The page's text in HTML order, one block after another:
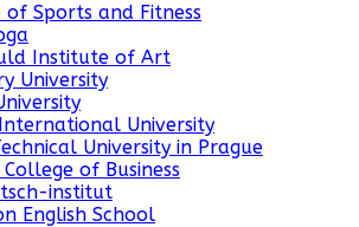
of Sports and Fitness
Institute of Art
University
University
University in Prague
College of Business
institut
English School